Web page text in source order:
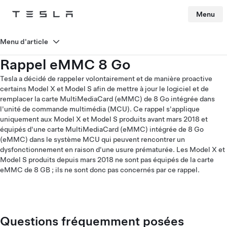
Tesla Menu
Rappel eMMC 8 Go
Tesla a décidé de rappeler volontairement et de manière proactive
certains Model X et Model S afin de mettre à jour le logiciel et de
remplacer la carte MultiMediaCard (eMMC) de 8 Go intégrée dans
l'unité de commande multimédia (MCU). Ce rappel s'applique
uniquement aux Model X et Model S produits avant mars 2018 et
équipés d'une carte MultiMediaCard (eMMC) intégrée de 8 Go
(eMMC) dans le système MCU qui peuvent rencontrer un
dysfonctionnement en raison d'une usure prématurée. Les Model X et
Model S produits depuis mars 2018 ne sont pas équipés de la carte
eMMC de 8 GB ; ils ne sont donc pas concernés par ce rappel.
Questions fréquemment posées
Menu d'article